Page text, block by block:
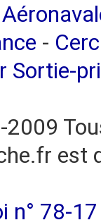
-
Sortie-
est
n° 78-